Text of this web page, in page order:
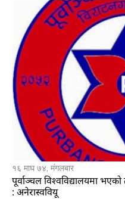
१६ माघ ७४, मंगलबार
पूर्वाञ्चल विश्वविद्यालयमा
: अनेरास्ववियू